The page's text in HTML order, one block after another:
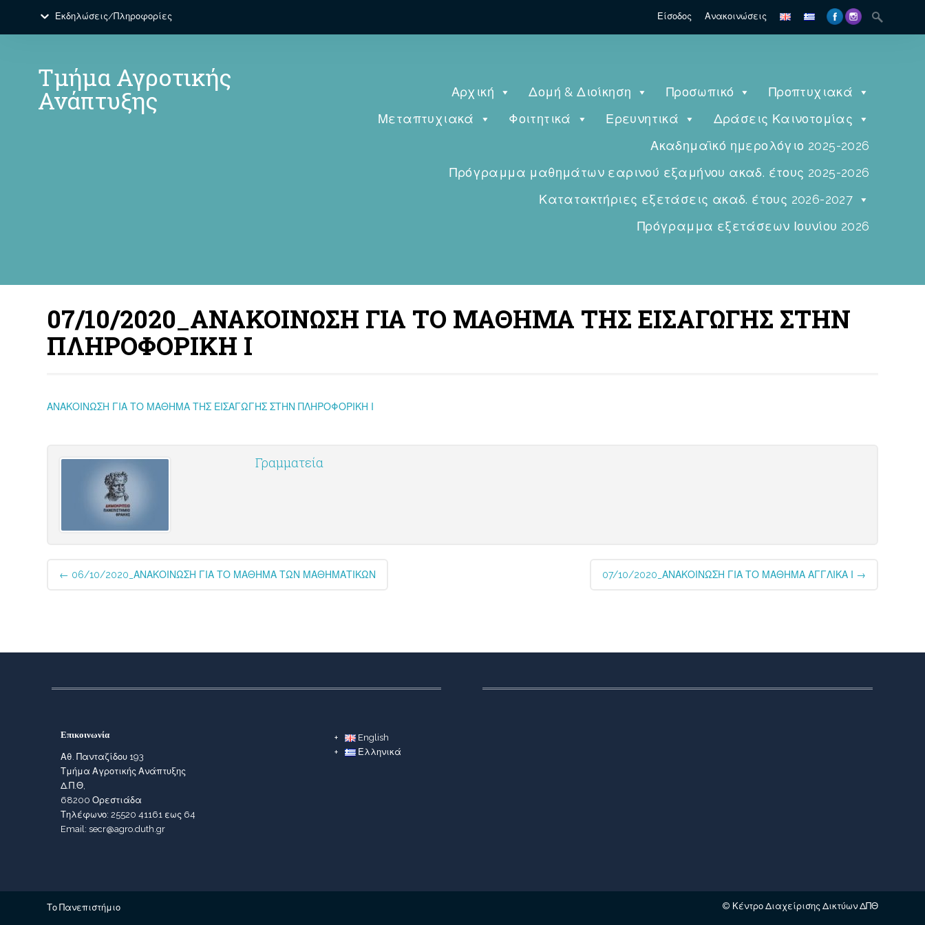
Εκδηλώσεις/Πληροφορίες Είσοδος Ανακοινώσεις
Τμήμα Αγροτικής
Ανάπτυξης Αρχική Δομή & Διοίκηση Προσωπικό
Προπτυχιακά
Μεταπτυχιακά
Φοιτητικά Ερευνητικά
Δράσεις Καινοτομίας
Ακαδημαϊκό ημερολόγιο 2025-2026
Πρόγραμμα μαθημάτων εαρινού εξαμήνου ακαδ. έτους 2025-2026
Κατατακτήριες εξετάσεις ακαδ. έτους 2026-2027
Πρόγραμμα εξετάσεων Ιουνίου 2026
07/10/2020_ΑΝΑΚΟΙΝΩΣΗ ΓΙΑ ΤΟ ΜΑΘΗΜΑ ΤΗΣ ΕΙΣΑΓΩΓΗΣ ΣΤΗΝ
ΠΛΗΡΟΦΟΡΙΚΗ Ι
ΑΝΑΚΟΙΝΩΣΗ ΓΙΑ ΤΟ ΜΑΘΗΜΑ ΤΗΣ ΕΙΣΑΓΩΓΗΣ ΣΤΗΝ ΠΛΗΡΟΦΟΡΙΚΗ Ι
Γραμματεία
Post
navigation
← 06/10/2020_ΑΝΑΚΟΙΝΩΣΗ ΓΙΑ ΤΟ ΜΑΘΗΜΑ ΤΩΝ ΜΑΘΗΜΑΤΙΚΩΝ 07/10/2020_ΑΝΑΚΟΙΝΩΣΗ ΓΙΑ ΤΟ ΜΑΘΗΜΑ ΑΓΓΛΙΚΑ Ι →
Επικοινωνία
Αθ. Πανταζίδου 193
Τμήμα Αγροτικής Ανάπτυξης
Δ.Π.Θ,
68200 Ορεστιάδα
Τηλέφωνο: 25520 41161 εως 64
Email: secr@agro.duth.gr
English
Ελληνικά
Το Πανεπιστήμιο © Κέντρο Διαχείρισης Δικτύων ΔΠΘ